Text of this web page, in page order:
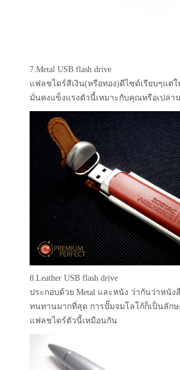
7.Metal USB flash drive
แฟลชไดร์สีเงิน(หรือทอง)ดีไซด์เรียบๆแต่
มั่นคงแข็งแรงตัวนี้เหมาะกับคุณหรือเปล่า
8.Leather USB flash drive
ประกอบด้วย Metal และหนัง ว่ากันว่าหนัง
ทนทานมากที่สุด การปั๊มจมโลโก้ก็เป็นลัก
แฟลชไดร์ตัวนี้เหมือนกัน